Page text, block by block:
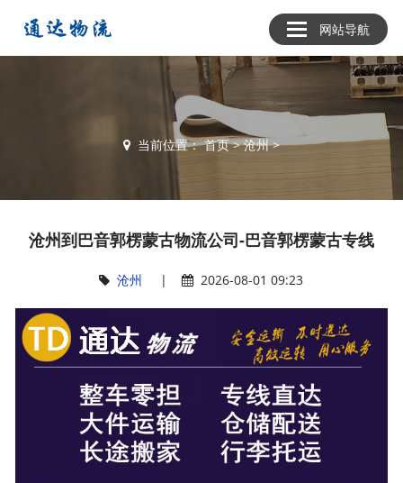
网站导航
当前位置：首页>沧州>
沧州到巴音郭楞蒙古物流公司-巴音郭楞蒙古专线
沧州 | 2026-08-01 09:23